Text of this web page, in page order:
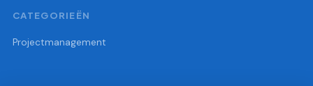
CATEGORIEËN
Projectmanagement